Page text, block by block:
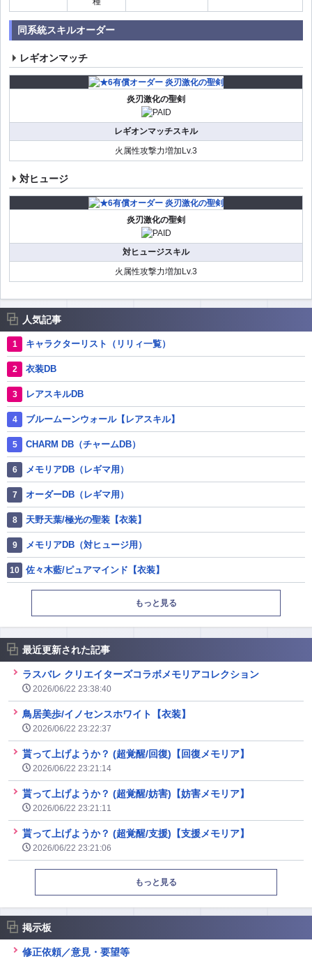
同系統スキルオーダー
レギオンマッチ
炎刃激化の聖剣
レギオンマッチスキル
火属性攻撃力増加Lv.3
対ヒュージ
炎刃激化の聖剣
対ヒュージスキル
火属性攻撃力増加Lv.3
人気記事
キャラクターリスト（リリィ一覧）
衣装DB
レアスキルDB
ブルームーンウォール【レアスキル】
CHARM DB（チャームDB）
メモリアDB（レギマ用）
オーダーDB（レギマ用）
天野天葉/極光の聖装【衣装】
メモリアDB（対ヒュージ用）
佐々木藍/ピュアマインド【衣装】
もっと見る
最近更新された記事
ラスバレ クリエイターズコラボメモリアコレクション
2026/06/22 23:38:40
鳥居美歩/イノセンスホワイト【衣装】
2026/06/22 23:22:37
貰って上げようか？ (超覚醒/回復)【回復メモリア】
2026/06/22 23:21:14
貰って上げようか？ (超覚醒/妨害)【妨害メモリア】
2026/06/22 23:21:11
貰って上げようか？ (超覚醒/支援)【支援メモリア】
2026/06/22 23:21:06
もっと見る
掲示板
修正依頼／意見・要望等